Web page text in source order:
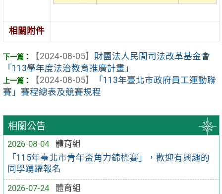
相關公告
2026-08-04
體育組
「115年臺北市青年盃角力錦標賽」，歡迎有興趣的
同學踴躍報名
2026-07-24
體育組
相關附件
【2024-08-05】 財團法人民間司法改革基金會
「113學年度法治教育推廣計畫」
【2024-08-05】
「113年臺北市政府員工運動聯
賽」賽程總表及競賽規程